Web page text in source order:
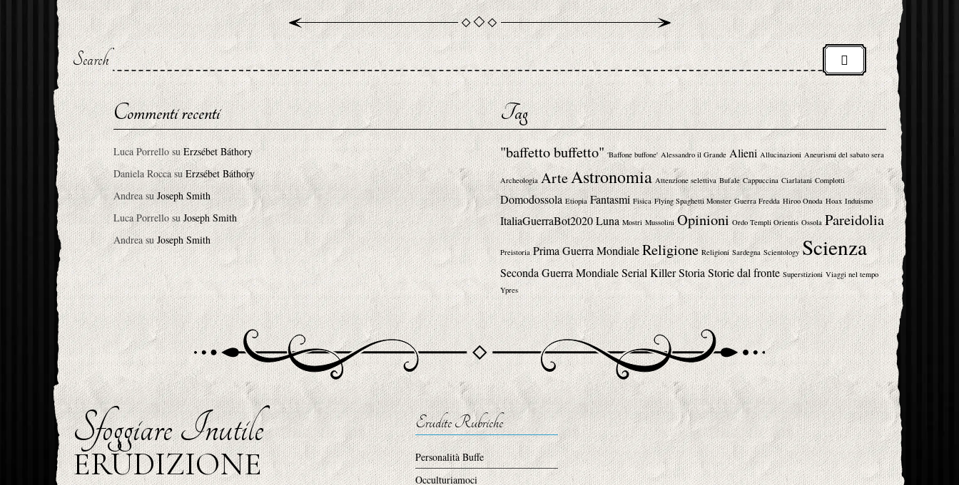
Search
Commenti recenti
Luca PorrellosuErzsébet Báthory
Daniela RoccasuErzsébet Báthory
AndreasuJoseph Smith
Luca PorrellosuJoseph Smith
AndreasuJoseph Smith
Tag
"baffetto buffetto" 'Baffone buffone' Alessandro il Grande Alieni Allucinazioni Aneurismi del sabato sera
Archeologia ArteAstronomia Attenzione selettiva Bufale Cappuccina Ciarlatani Complotti
Domodossola Etiopia Fantasmi Fisica Flying Spaghetti Monster Guerra Fredda Hiroo Onoda Hoax Induismo
ItaliaGuerraBot2020Luna Mostri Mussolini Opinioni Ordo Templi Orientis Ossola Pareidolia
Preistoria Prima Guerra MondialeReligione Religioni Sardegna Scientology Scienza
Seconda Guerra MondialeSerial Killer StoriaStorie dal fronte Superstizioni Viaggi nel tempo
Ypres
Sfoggiare Inutile
ERUDIZIONE
Erudite Rubriche
Personalità Buffe
Occulturiamoci